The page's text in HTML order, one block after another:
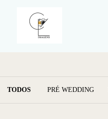
TODOS PRÉ WEDDING